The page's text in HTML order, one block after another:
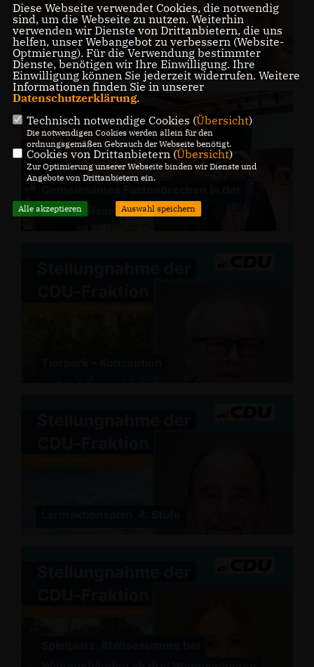
Starkes Vertrauen für Christiane Staab
Astoria-Halle
Diese Webseite verwendet Cookies, die notwendig
sind, um die Webseite zu nutzen. Weiterhin
verwenden wir Dienste von Drittanbietern, die uns
helfen, unser Webangebot zu verbessern (Website-
Optmierung). Für die Verwendung bestimmter
Dienste, benötigen wir Ihre Einwilligung. Ihre
Einwilligung können Sie jederzeit widerrufen. Weitere
Informationen finden Sie in unserer
Datenschutzerklärung.
Technisch notwendige Cookies (Übersicht)
Die notwendigen Cookies werden allein für den
ordnungsgemäßen Gebrauch der Webseite benötigt.
Cookies von Drittanbietern (Übersicht)
Zur Optimierung unserer Webseite binden wir Dienste und
Angebote von Drittanbietern ein.
Alle akzeptieren Auswahl speichern